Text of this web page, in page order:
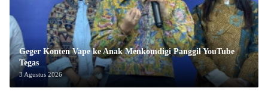
Geger Konten Vape ke Anak Menkomdigi Panggil YouTube
Tegas
3 Agustus 2026